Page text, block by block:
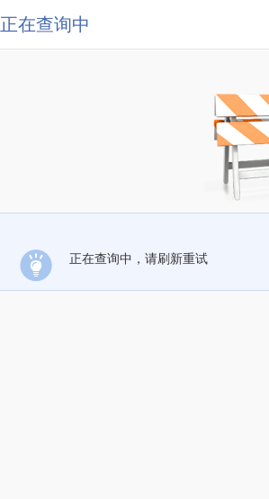
正在查询中
正在查询中，请刷新重试